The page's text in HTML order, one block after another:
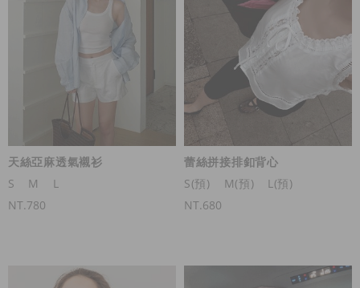
天絲亞麻透氣襯衫
S
M
L
NT.780
蕾絲拼接排釦背心
S(預)
M(預)
L(預)
NT.680